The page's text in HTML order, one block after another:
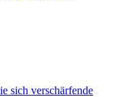
sich verschärfende